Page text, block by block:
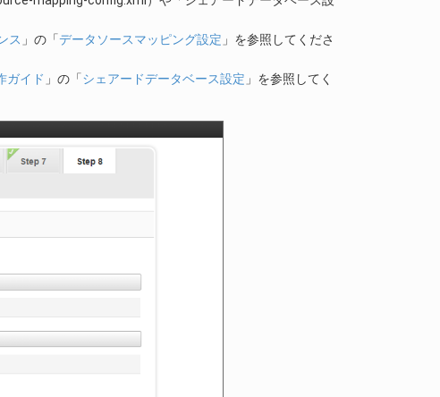
ス 」の「データソースマッピング設定 」を参照してくださ
ガイド 」の「シェアードデータベース設定 」を参照してく